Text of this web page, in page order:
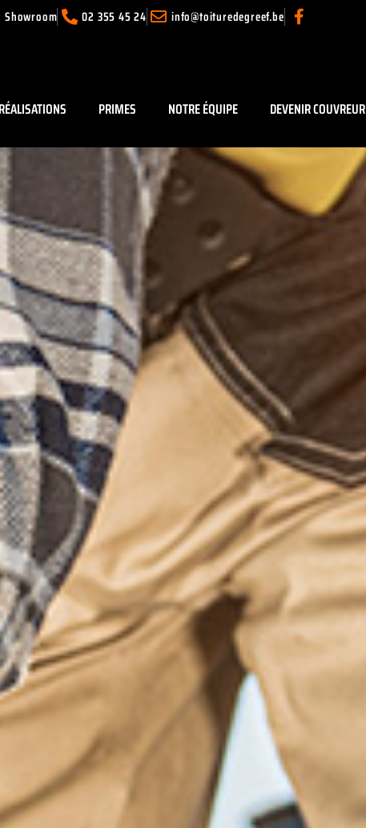
Showroom 02 355 45 24 info@toituredegreef.be
RÉALISATIONS PRIMES NOTRE ÉQUIPE DEVENIR COUVREUR